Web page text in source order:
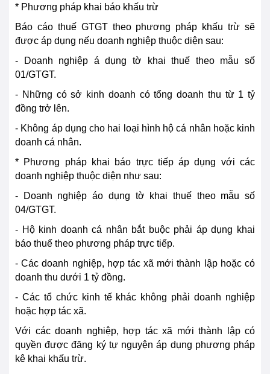
* Phương pháp khai báo khấu trừ
Báo cáo thuế GTGT theo phương pháp khấu trừ sẽ
được áp dụng nếu doanh nghiệp thuộc diện sau:
- Doanh nghiệp á dụng tờ khai thuế theo mẫu số
01/GTGT.
- Những có sở kinh doanh có tổng doanh thu từ 1 tỷ
đồng trở lên.
- Không áp dụng cho hai loại hình hộ cá nhân hoặc kinh
doanh cá nhân.
* Phương pháp khai báo trực tiếp áp dụng với các
doanh nghiệp thuộc diện như sau:
- Doanh nghiệp áo dụng tờ khai thuế theo mẫu số
04/GTGT.
- Hộ kinh doanh cá nhân bắt buộc phải áp dụng khai
báo thuế theo phương pháp trực tiếp.
- Các doanh nghiệp, hợp tác xã mới thành lập hoặc có
doanh thu dưới 1 tỷ đồng.
- Các tổ chức kinh tế khác không phải doanh nghiệp
hoặc hợp tác xã.
Với các doanh nghiệp, hợp tác xã mới thành lập có
quyền được đăng ký tự nguyện áp dụng phương pháp
kê khai khấu trừ.